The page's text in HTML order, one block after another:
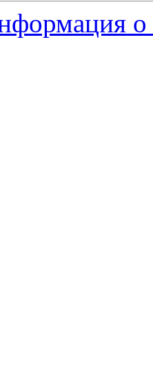
о